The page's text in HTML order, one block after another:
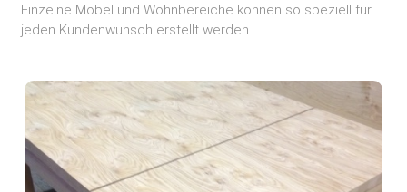
Einzelne Möbel und Wohnbereiche können so speziell für
jeden Kundenwunsch erstellt werden.